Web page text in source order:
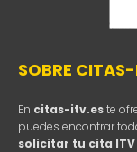
SOBRE
En citas-itv.este
puedes encontrar
solicitar tu cita